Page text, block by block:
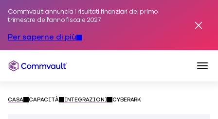
Commvault annuncia i risultati finanziari del primo
trimestre dell'anno fiscale 2027
Per saperne di più
Commvault
CASA CAPACITÀ INTEGRAZIONI CYBERARK